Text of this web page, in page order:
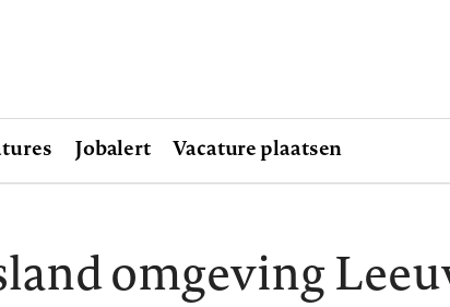
Jobalert Vacature plaatsen
omgeving